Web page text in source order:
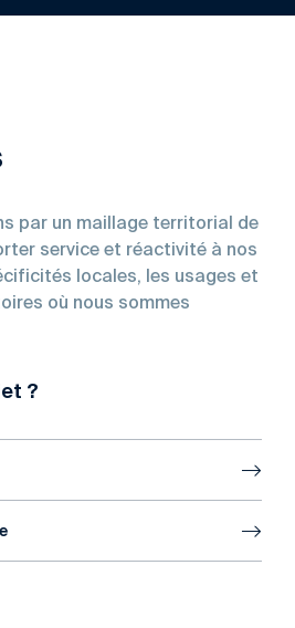
par un maillage territorial de
service et réactivité à nos
locales, les usages et
où nous sommes
?